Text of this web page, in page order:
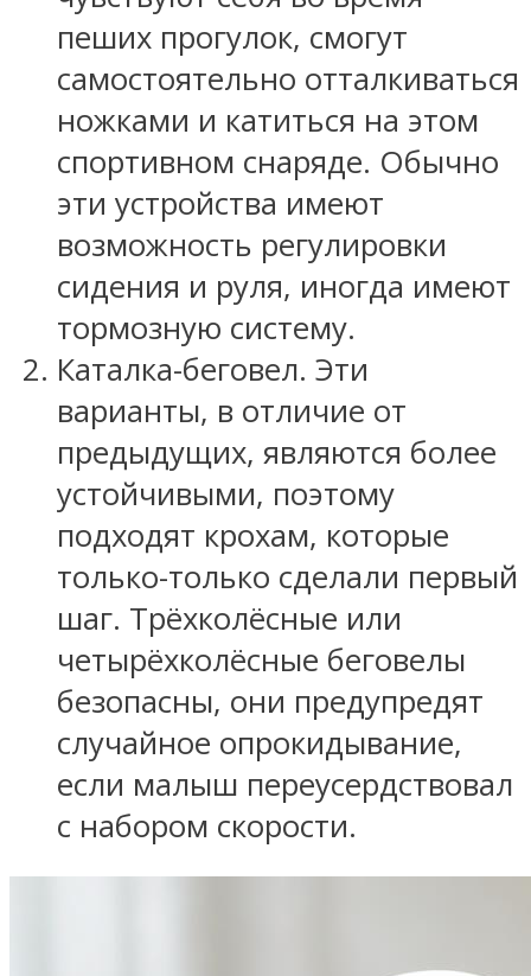
пеших прогулок, смогут
самостоятельно отталкиваться
ножками и катиться на этом
спортивном снаряде. Обычно
эти устройства имеют
возможность регулировки
сидения и руля, иногда имеют
тормозную систему.
Каталка-беговел. Эти
варианты, в отличие от
предыдущих, являются более
устойчивыми, поэтому
подходят крохам, которые
только-только сделали первый
шаг. Трёхколёсные или
четырёхколёсные беговелы
безопасны, они предупредят
случайное опрокидывание,
если малыш переусердствовал
с набором скорости.